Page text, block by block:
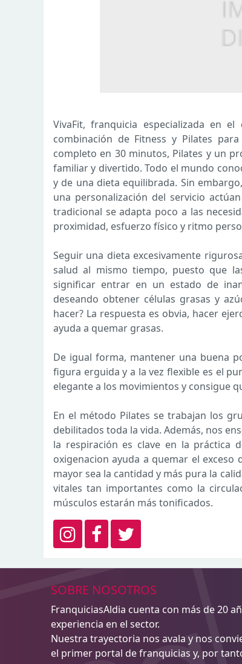
VivaFit, franquicia especializada en
combinación de Fitness y Pilates
completo en 30 minutos, Pilates y un
familiar y divertido. Todo el mundo
y de una dieta equilibrada. Sin
una personalización del servicio
tradicional se adapta poco a las
proximidad, esfuerzo físico y ritmo
Seguir una dieta excesivamente
salud al mismo tiempo, puesto que
significar entrar en un estado de
deseando obtener células grasas y
hacer? La respuesta es obvia, hacer
ayuda a quemar grasas.
De igual forma, mantener una buena
figura erguida y a la vez flexible es el
elegante a los movimientos y consigue
En el método Pilates se trabajan los
debilitados toda la vida. Además, nos
la respiración es clave en la práctica
oxigenacion ayuda a quemar el
mayor sea la cantidad y más pura la
vitales tan importantes como la
músculos estarán más tonificados.
SOBRE NOSOTROS
FranquiciasAldia cuenta con más de 20
experiencia en el sector.
Nuestra trayectoria nos avala y nos
el primer portal de franquicias y, por